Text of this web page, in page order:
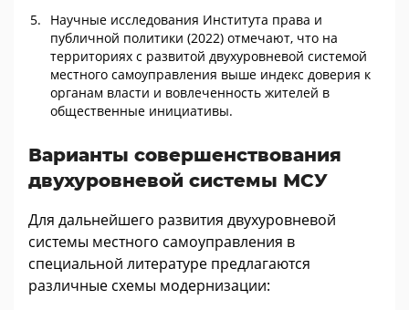
Научные исследования Института права и
публичной политики (2022) отмечают, что на
территориях с развитой двухуровневой системой
местного самоуправления выше индекс доверия к
органам власти и вовлеченность жителей в
общественные инициативы.
Варианты совершенствования
двухуровневой системы МСУ
Для дальнейшего развития двухуровневой
системы местного самоуправления в
специальной литературе предлагаются
различные схемы модернизации: